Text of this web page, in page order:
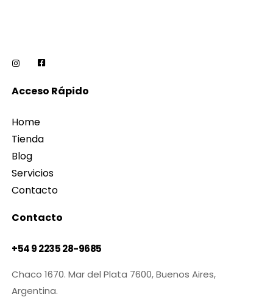
Acceso Rápido
Home
Tienda
Blog
Servicios
Contacto
Contacto
+54 9 2235 28-9685
Chaco 1670. Mar del Plata 7600, Buenos Aires,
Argentina.